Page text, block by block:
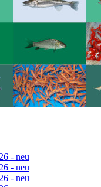
- neu
- neu
- neu